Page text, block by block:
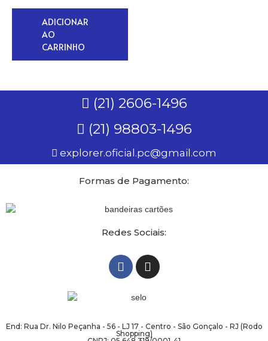
ADICIONAR
AO
CARRINHO
(21) 2606-1496
(21) 98803-1496
explorer.oficial.pc@gmail.com
Formas de Pagamento:
Redes Sociais:
End: Rua Dr. Nilo Peçanha - 56 - LJ 17 - Centro - São Gonçalo - RJ (Rodo
Shopping)